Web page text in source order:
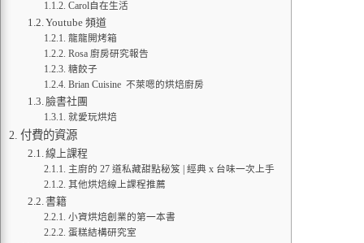
Carol自在生活
Youtube 頻道
龍龍開烤箱
Rosa 廚房研究報告
糖餃子
Brian Cuisine 不萊嗯的烘焙廚房
臉書社團
就愛玩烘焙
付費的資源
線上課程
主廚的 27 道私藏甜點秘笈 | 經典 x 台味一次上手
其他烘焙線上課程推薦
書籍
小資烘焙創業的第一本書
蛋糕結構研究室